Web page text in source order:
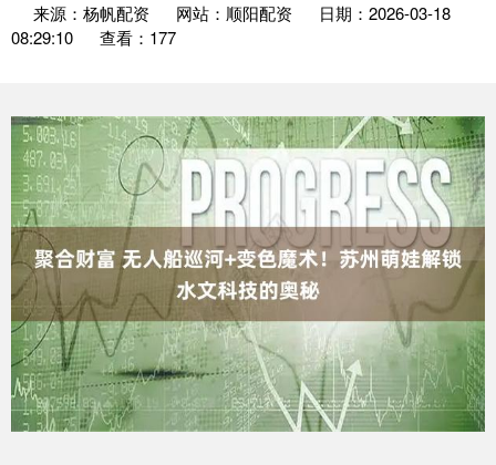
来源：杨帆配资 网站：顺阳配资
日期：2026-03-18
08:29:10
查看：177